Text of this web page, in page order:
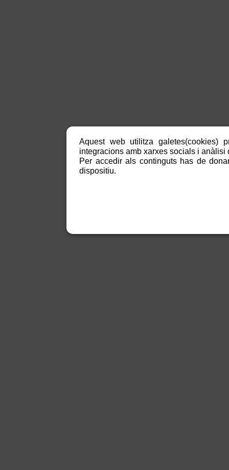
Aquest web utilitza galetes(cookies)
integracions amb xarxes socials i anàlisi
Per accedir als continguts has de
dispositiu.